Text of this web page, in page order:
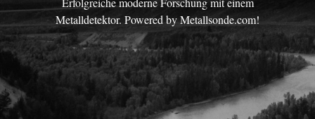
Metalldetektor. Powered by Metallsonde.com!